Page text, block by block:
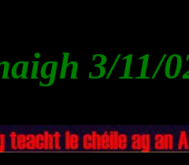
3/11/